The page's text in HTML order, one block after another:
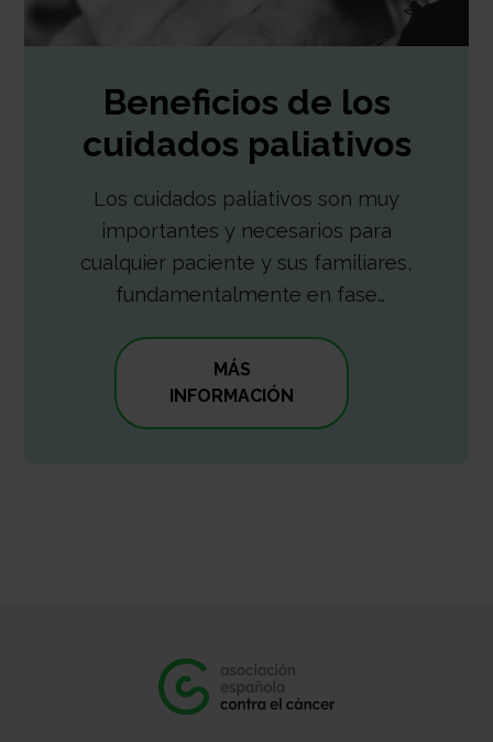
Beneficios de los
cuidados paliativos
Los cuidados paliativos son muy
importantes y necesarios para
cualquier paciente y sus familiares,
fundamentalmente en fase
secuelas graves y limitantes.
MÁS
INFORMACIÓN